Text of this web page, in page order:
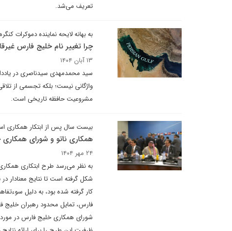
تعریف می‌شد.
به بهانه لایحه نماینده دموکرات
چرا تغییر نام خلیج فارس
۱۳ آبان ۱۴۰۴
سید محمدمهدی سیدناصری در
واژگانی نیست؛ بلکه تجسمی از
مشروعیت حافظه تاریخی است.
بیست سال پس از ابتکار همکاری
همکاری ناتو و شورای
۲۴ مهر ۱۴۰۴
شکل گرفته است تا نتایج معنادار
کار گرفته شده بود، به دلیل
فارس، تمایل محدود رهبران خلیج
شورای همکاری خلیج فارس در